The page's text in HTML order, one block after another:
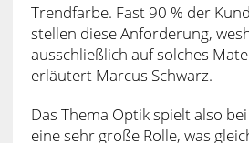
Trendfarbe. Fast 90 % der
stellen diese Anforderung,
ausschließlich auf solches
erläutert Marcus Schwarz.
Das Thema Optik spielt also
eine sehr große Rolle, was